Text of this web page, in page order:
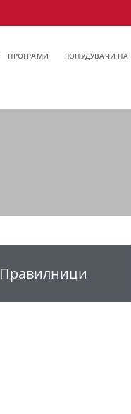
ПРОГРАМИ ПОНУДУВАЧИ НА
Правилници